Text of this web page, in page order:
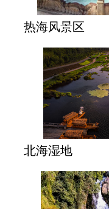
热海风景区
北海湿地